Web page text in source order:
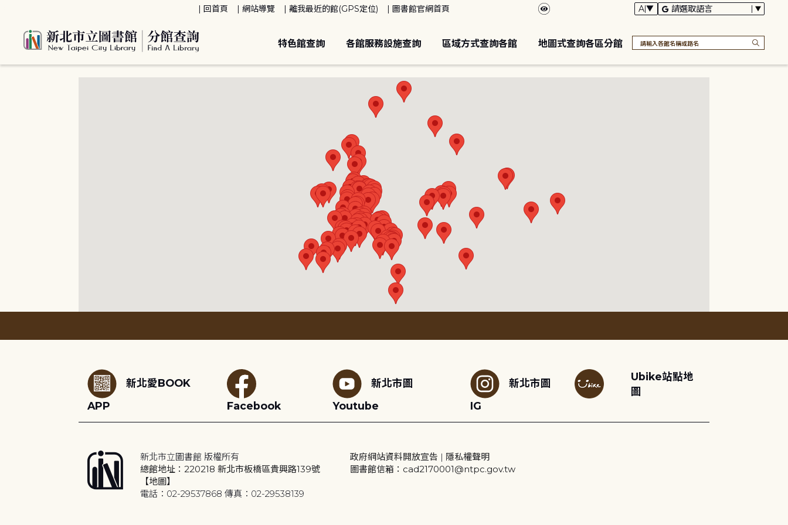
回首頁 網站導覽 離我最近的館(GPS定位) 圖書館官網首頁
特色館查詢 各館服務設施查詢 區域方式查詢各館 地圖式查詢各區分館
新北愛BOOK
APP
Facebook
新北市圖
Youtube
新北市圖
IG
Ubike站點地
圖
新北市立圖書館 版權所有
總館地址：220218 新北市板橋區貴興路139號
【地圖】
電話：02-29537868 傳真：02-29538139
政府網站資料開放宣告 | 隱私權聲明
圖書館信箱：cad2170001@ntpc.gov.tw